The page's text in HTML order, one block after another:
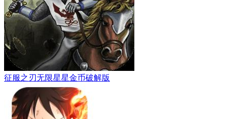
征服之刃无限星星金币破解版